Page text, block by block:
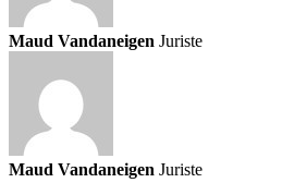
Maud Vandaneigen Juriste
Maud Vandaneigen Juriste